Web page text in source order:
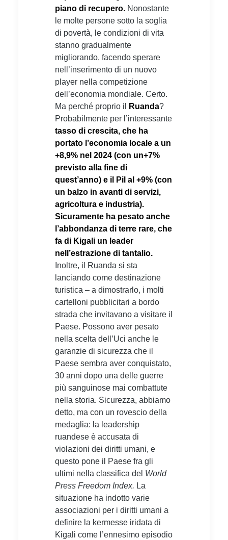
piano di recupero. Nonostante
le molte persone sotto la soglia
di povertà, le condizioni di vita
stanno gradualmente
migliorando, facendo sperare
nell’inserimento di un nuovo
player nella competizione
dell’economia mondiale. Certo.
Ma perché proprio il
Ruanda?
Probabilmente per l’interessante
tasso di crescita, che ha
portato l’economia locale a un
+8,9% nel 2024 (con un+7%
previsto alla fine di
quest’anno) e il Pil al +9% (con
un balzo in avanti di servizi,
agricoltura e industria).
Sicuramente ha pesato anche
l’abbondanza di terre rare, che
fa di Kigali un leader
nell’estrazione di tantalio.
Inoltre, il Ruanda si sta
lanciando come destinazione
turistica – a dimostrarlo, i molti
cartelloni pubblicitari a bordo
strada che invitavano a visitare il
Paese. Possono aver pesato
nella scelta dell’Uci anche le
garanzie di sicurezza che il
Paese sembra aver conquistato,
30 anni dopo una delle guerre
più sanguinose mai combattute
nella storia. Sicurezza, abbiamo
detto, ma con un rovescio della
medaglia: la leadership
ruandese è accusata di
violazioni dei diritti umani, e
questo pone il Paese fra gli
ultimi nella classifica del World
Press Freedom Index. La
situazione ha indotto varie
associazioni per i diritti umani a
definire la kermesse iridata di
Kigali come l’ennesimo episodio